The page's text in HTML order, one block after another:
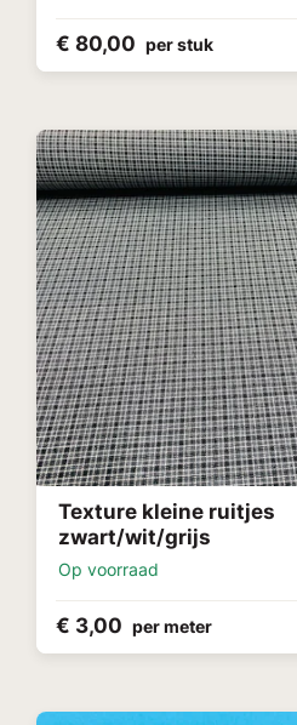
€ 80,00 per stuk
Texture kleine ruitjes
zwart/wit/grijs
Op voorraad
€ 3,00 per meter